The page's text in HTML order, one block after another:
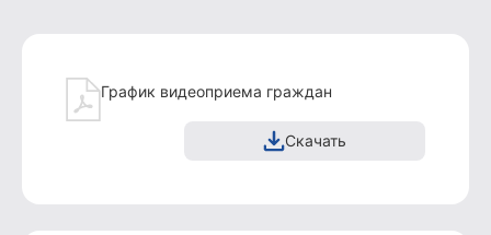
График видеоприема граждан
Скачать